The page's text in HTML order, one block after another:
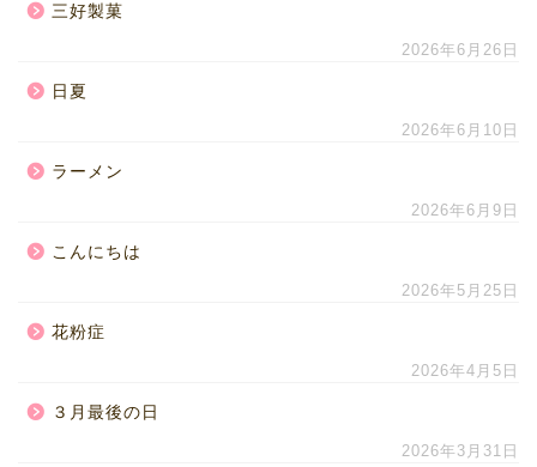
三好製菓
2026年6月26日
日夏
2026年6月10日
ラーメン
2026年6月9日
こんにちは
2026年5月25日
花粉症
2026年4月5日
３月最後の日
2026年3月31日